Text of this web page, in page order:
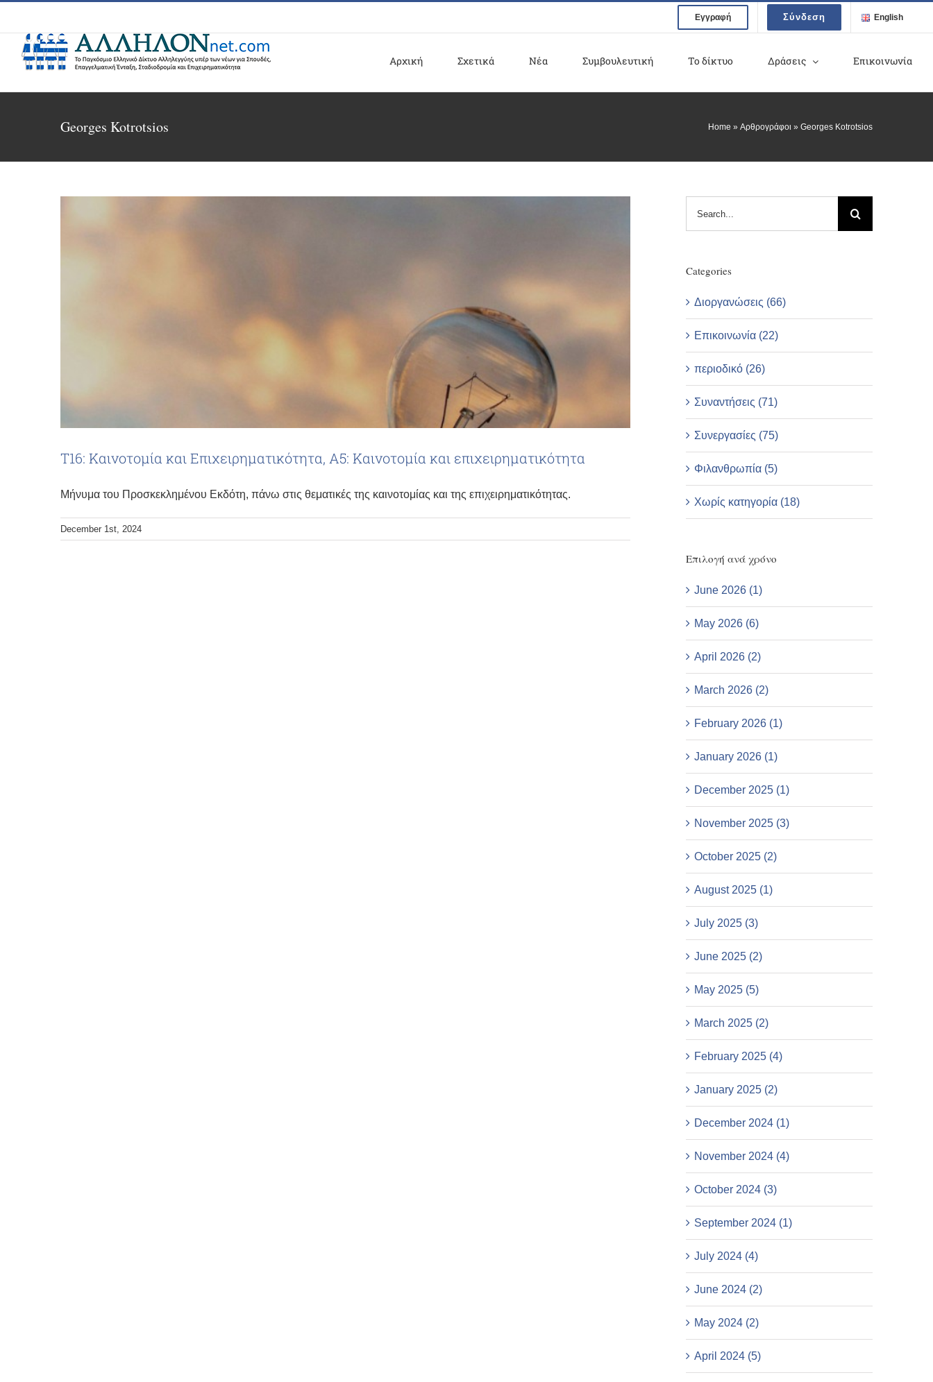
content
Εγγραφή Σύνδεση English
Αρχική Σχετικά Νέα Συμβουλευτική Το δίκτυο Δράσεις Επικοινωνία
Georges Kotrotsios Home » Αρθρογράφοι » Georges Kotrotsios
Τ16: Καινοτομία και Επιχειρηματικότητα, Α5: Καινοτομία και επιχειρηματικότητα
Μήνυμα του Προσκεκλημένου Εκδότη, πάνω στις θεματικές της καινοτομίας και της επιχειρηματικότητας.
December 1st, 2024
Categories
Διοργανώσεις (66)
Επικοινωνία (22)
περιοδικό (26)
Συναντήσεις (71)
Συνεργασίες (75)
Φιλανθρωπία (5)
Χωρίς κατηγορία (18)
Επιλογή ανά χρόνο
June 2026 (1)
May 2026 (6)
April 2026 (2)
March 2026 (2)
February 2026 (1)
January 2026 (1)
December 2025 (1)
November 2025 (3)
October 2025 (2)
August 2025 (1)
July 2025 (3)
June 2025 (2)
May 2025 (5)
March 2025 (2)
February 2025 (4)
January 2025 (2)
December 2024 (1)
November 2024 (4)
October 2024 (3)
September 2024 (1)
July 2024 (4)
June 2024 (2)
May 2024 (2)
April 2024 (5)